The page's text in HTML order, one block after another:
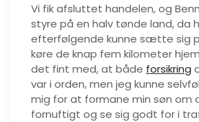
Vi fik afsluttet handelen, og
styre på en halv tønde land, da
efterfølgende kunne sætte sig
køre de knap fem kilometer
det fint med, at både forsikring
var i orden, men jeg kunne
mig for at formane min søn om
fornuftigt og se sig godt for i